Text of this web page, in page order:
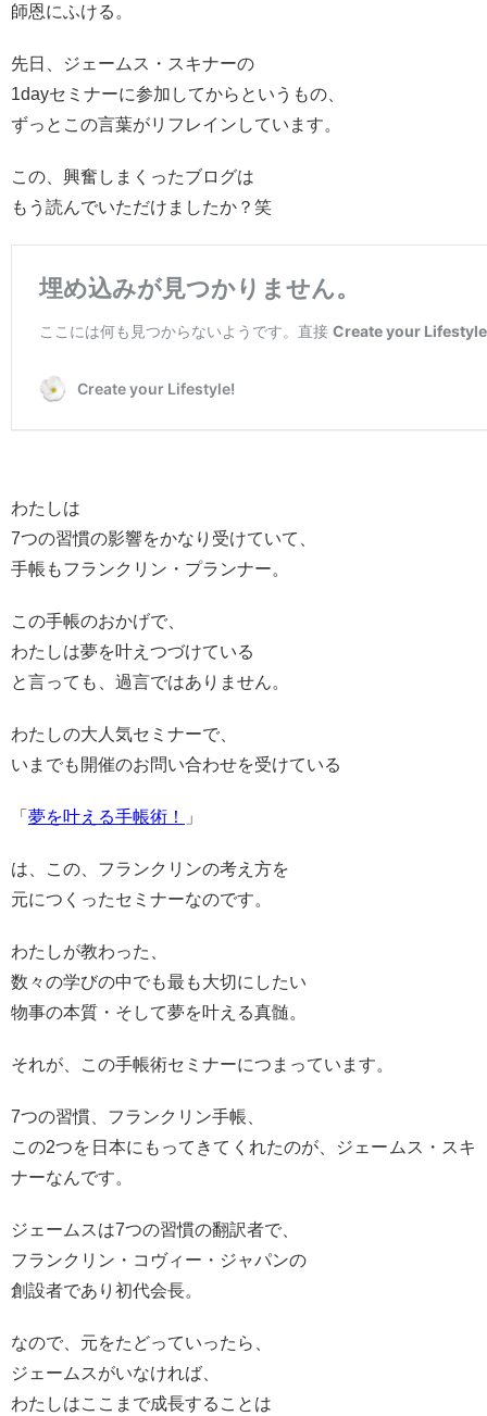
師恩にふける。
先日、ジェームス・スキナーの
1dayセミナーに参加してからというもの、
ずっとこの言葉がリフレインしています。
この、興奮しまくったブログは
もう読んでいただけましたか？笑
わたしは
7つの習慣の影響をかなり受けていて、
手帳もフランクリン・プランナー。
この手帳のおかげで、
わたしは夢を叶えつづけている
と言っても、過言ではありません。
わたしの大人気セミナーで、
いまでも開催のお問い合わせを受けている
「 夢を叶える手帳術！ 」
は、この、フランクリンの考え方を
元につくったセミナーなのです。
わたしが教わった、
数々の学びの中でも最も大切にしたい
物事の本質・そして夢を叶える真髄。
それが、この手帳術セミナーにつまっています。
7つの習慣、フランクリン手帳、
この2つを日本にもってきてくれたのが、ジェームス・スキ
ナーなんです。
ジェームスは7つの習慣の翻訳者で、
フランクリン・コヴィー・ジャパンの
創設者であり初代会長。
なので、元をたどっていったら、
ジェームスがいなければ、
わたしはここまで成長することは